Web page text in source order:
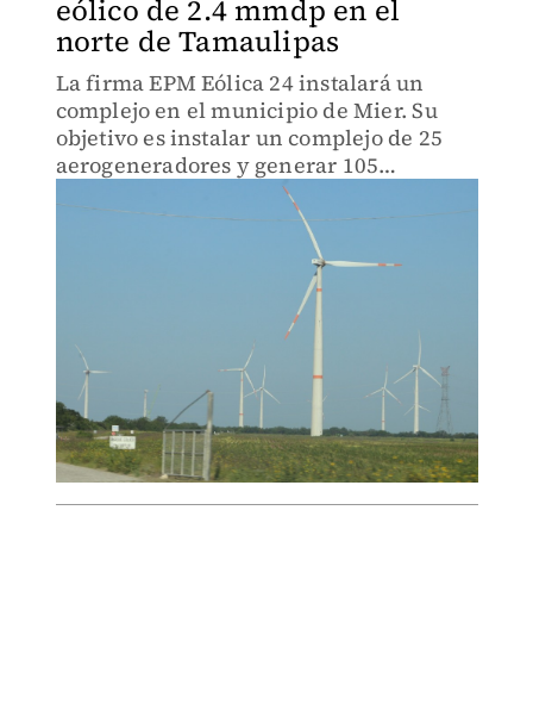
eólico de 2.4 mmdp en el
norte de Tamaulipas
La firma EPM Eólica 24 instalará un
complejo en el municipio de Mier. Su
objetivo es instalar un complejo de 25
aerogeneradores y generar 105